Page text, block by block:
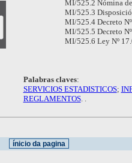
MI/525.2 Nómina
MI/525.3
MI/525.4 Decreto Nº
MI/525.5 Decreto Nº
MI/525.6 Ley Nº
Palabras claves:
SERVICIOS ESTADISTICOS;
REGLAMENTOS. .